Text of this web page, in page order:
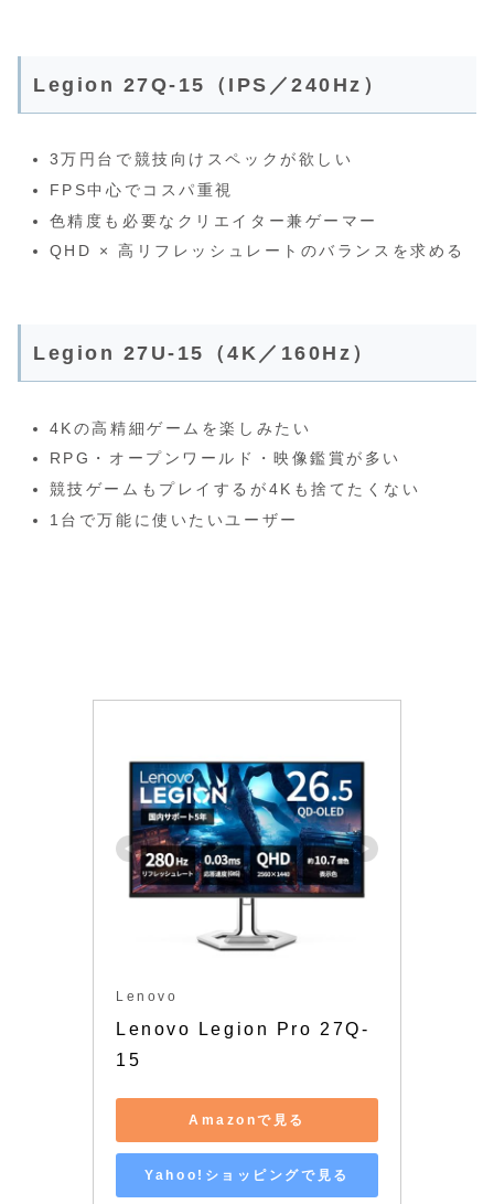
Legion 27Q‑15（IPS／240Hz）
3万円台で競技向けスペックが欲しい
FPS中心でコスパ重視
色精度も必要なクリエイター兼ゲーマー
QHD × 高リフレッシュレートのバランスを求める
Legion 27U‑15（4K／160Hz）
4Kの高精細ゲームを楽しみたい
RPG・オープンワールド・映像鑑賞が多い
競技ゲームもプレイするが4Kも捨てたくない
1台で万能に使いたいユーザー
Lenovo
Lenovo Legion Pro 27Q-
15
Amazonで見る
Yahoo!ショッピングで見る